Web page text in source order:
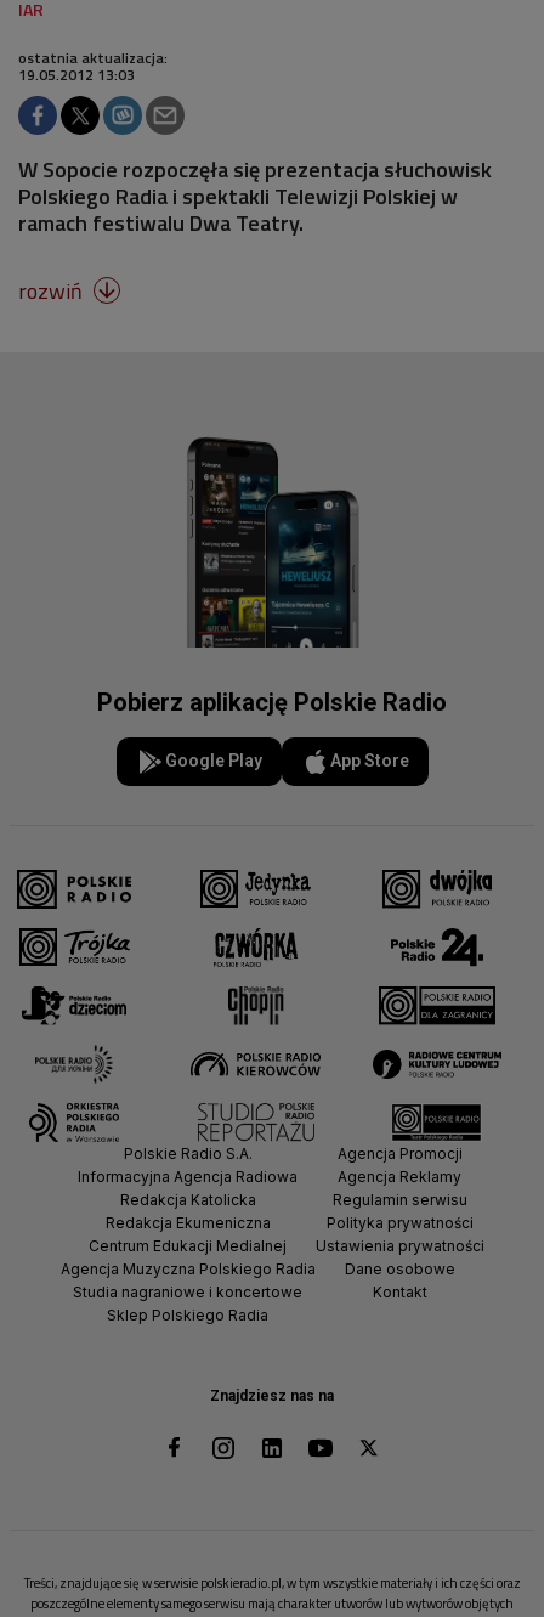
ostatnia aktualizacja:
19.05.2012 13:03
W Sopocie rozpoczęła się prezentacja słuchowisk
Polskiego Radia i spektakli Telewizji Polskiej w
ramach festiwalu Dwa Teatry.
rozwiń 
Pobierz aplikację Polskie Radio
Google Play App Store
Znajdziesz nas na
Polskie Radio S.A.
Informacyjna Agencja Radiowa
Redakcja Katolicka
Redakcja Ekumeniczna
Centrum Edukacji Medialnej
Agencja Muzyczna Polskiego Radia
Studia nagraniowe i koncertowe
Sklep Polskiego Radia
Agencja Promocji
Agencja Reklamy
Regulamin serwisu
Polityka prywatności
Ustawienia prywatności
Dane osobowe
Kontakt
Treści, znajdujące się w serwisie polskieradio.pl, w tym wszystkie materiały i ich części oraz
poszczególne elementy samego serwisu mają charakter utworów lub wytworów objętych